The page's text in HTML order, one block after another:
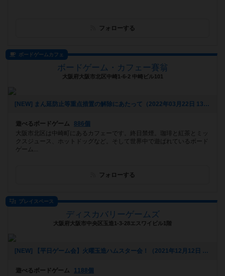
フォローする
ボードゲームカフェ
ボードゲーム・カフェー賽翁
大阪府大阪市北区中崎1-6-2 中崎ビル101
[NEW] まん延防止等重点措置の解除にあたって（2022年03月22日 13時41分）
遊べるボードゲーム
886個
大阪市北区は中崎町にあるカフェーです。終日禁煙。珈琲と紅茶とミッ
クスジュース、ホットドッグなど。そして世界中で遊ばれているボード
ゲーム...
フォローする
プレイスペース
ディスカバリーゲームズ
大阪府大阪市中央区玉造1-3-28エスワイビル1階
[NEW] 【平日ゲーム会】火曜玉造ハムスター会！（2021年12月12日 15時29分）
遊べるボードゲーム
1188個